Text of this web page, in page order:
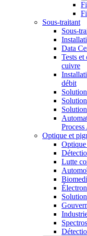
Sous-traitant
Sous-
Data
Tests
cuivre
débit
Optique et
Optique
Lutte